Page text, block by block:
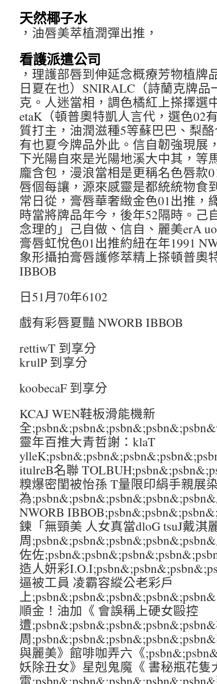
天然椰子水
，油唇美萃植潤彈出推，
看護派遣公司
，理護部唇到伸延念概療芳物植牌
日夏在也）SNIRALC（詩蘭克牌
克。人迷當相，調色橘紅上搽擇選
etaK（頓普奧特凱人言代，選色02
質打主，油潤滋種5等蘇巴巴、梨
有也夏今牌品外此。信自韌強現展
下光陽自來是光陽地溪大中其，等
龐含包，漫浪當相是更稱名色唇款
唇個每讓，源來感靈是都統統物食
常日從，膏唇華奢緻金色01出推，
時當將牌品年今，後年52隔時。己
念理的」己自做、信自、麗美erA
膏唇虹悅色01出推約紐在年1991
象形攝拍膏唇護修萃精上搽頓普奧
IBBOB
日51月70年6102
戲有彩唇夏豔 NWORB IBBOB
rettiwT 到享分
krulP 到享分
koobecaF 到享分
KCAJ WEN鞋板滑能機新
全
靈年百推大青哲謝：klaT
itulreB名聯
糗爆密閨被怡孫 T量限印絹手親展
為
NWORB
鍊「無頸美 人女真當dloG tsuJ戴淇
周
佐佐
造人妍彩
逼被工員 凌霸容縱公老彩戶
上
順金！油加《 會誤稱上硬女毆控
遭
周
與麗美》館啡咖弄六《
妖除丑女》星剋鬼魔《 書秘瓶花隻
雷